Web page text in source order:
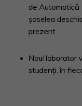
de Automatică
șaselea
prezent
Noul laborator
studenți, în